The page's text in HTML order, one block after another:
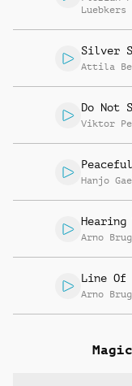
Luebkers
Silver
Attila
Do Not
Viktor
Hanjo
Hearing
Arno
Line Of
Arno